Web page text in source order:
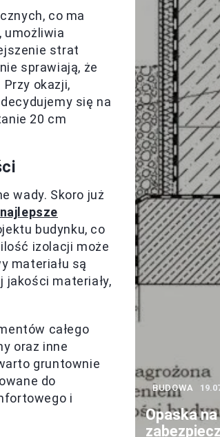
co ma
umożliwia
strat
sprawiają, że
okazji,
się na
20 cm
wady. Skoro już
budynku, co
izolacji może
materiału są
materiały,
całego
oraz inne
gruntownie
do
i
BUDOWA
Opaska